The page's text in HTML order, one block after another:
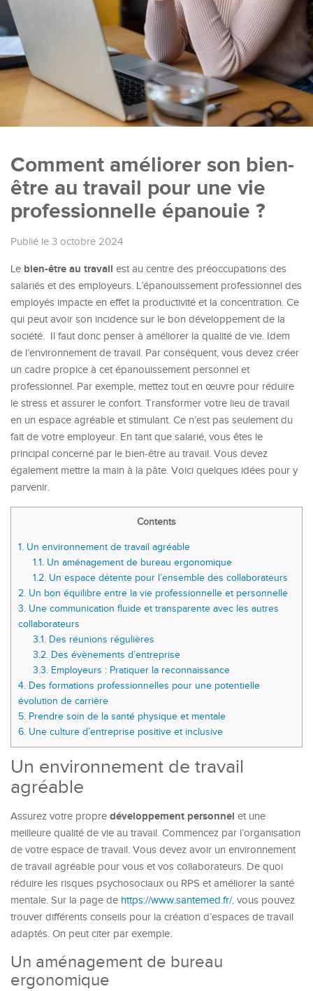
Comment améliorer son bien-
être au travail pour une vie
professionnelle épanouie ?
Publié le 3 octobre 2024
Le bien-être au travail est au centre des préoccupations des
salariés et des employeurs. L’épanouissement professionnel des
employés impacte en effet la productivité et la concentration. Ce
qui peut avoir son incidence sur le bon développement de la
société. Il faut donc penser à améliorer la qualité de vie. Idem
de l’environnement de travail. Par conséquent, vous devez créer
un cadre propice à cet épanouissement personnel et
professionnel. Par exemple, mettez tout en œuvre pour réduire
le stress et assurer le confort. Transformer votre lieu de travail
en un espace agréable et stimulant. Ce n’est pas seulement du
fait de votre employeur. En tant que salarié, vous êtes le
principal concerné par le bien-être au travail. Vous devez
également mettre la main à la pâte. Voici quelques idées pour y
parvenir.
Contents
1. Un environnement de travail agréable
1.1. Un aménagement de bureau ergonomique
1.2. Un espace détente pour l’ensemble des collaborateurs
2. Un bon équilibre entre la vie professionnelle et personnelle
3. Une communication fluide et transparente avec les autres
collaborateurs
3.1. Des réunions régulières
3.2. Des évènements d’entreprise
3.3. Employeurs : Pratiquer la reconnaissance
4. Des formations professionnelles pour une potentielle
évolution de carrière
5. Prendre soin de la santé physique et mentale
6. Une culture d’entreprise positive et inclusive
Un environnement de travail
agréable
Assurez votre propre développement personnel et une
meilleure qualité de vie au travail. Commencez par l’organisation
de votre espace de travail. Vous devez avoir un environnement
de travail agréable pour vous et vos collaborateurs. De quoi
réduire les risques psychosociaux ou RPS et améliorer la santé
mentale. Sur la page de https://www.santemed.fr/, vous pouvez
trouver différents conseils pour la création d’espaces de travail
adaptés. On peut citer par exemple.
Un aménagement de bureau
ergonomique